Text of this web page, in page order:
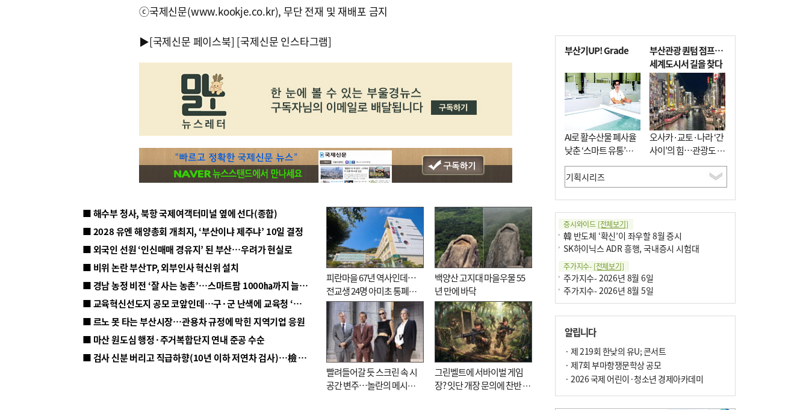
ⓒ국제신문(www.kookje.co.kr), 무단 전재 및 재배포 금지
▶[국제신문 페이스북] [국제신문 인스타그램]
■ 해수부 청사, 북항 국제여객터미널 옆에 선다(종합)
■ 2028 유엔 해양총회 개최지, ‘부산이냐 제주냐’ 10일 결정
■ 외국인 선원 ‘인신매매 경유지’ 된 부산…우려가 현실로
■ 비위 논란 부산TP, 외부인사 혁신위 설치
■ 경남 농정 비전 ‘잘 사는 농촌’…스마트팜 1000㏊까지 늘린다
■ 교육혁신선도지 공모 코앞인데…구·군 난색에 교육청 ‘쩔쩔’
■ 르노 못 타는 부산시장…관용차 규정에 막힌 지역기업 응원
■ 마산 원도심 행정·주거복합단지 연내 준공 수순
■ 검사 신분 버리고 직급하향(10년 이하 저연차 검사)…檢 중수청행 기피
피란마을 67년 역사인데…
전교생 24명 아미초 통폐합
기로
백양산 고지대 마을우물 55
년 만에 바닥
빨려들어갈 듯 스크린 속 시
공간 변주…놀란의 메시지
그린벨트에 서바이벌 게임
장? 잇단 개장 문의에 찬반 논
부산기UP! Grade
AI로 활수산물 폐사율
낮춘 ‘스마트 유통’…
사막·산악지대 수출
도전
부산관광 퀀텀 점프…
세계도시서 길을 찾다
오사카·교토·나라 ‘간
사이’의 힘…관광도 뭉
쳐야 흥한다
증시와이드 [전체보기]
韓 반도체 ‘확신’이 좌우할 8월 증시
SK하이닉스 ADR 흥행, 국내증시 시험대
주가지수- [전체보기]
주가지수- 2026년 8월 6일
주가지수- 2026년 8월 5일
알립니다
· 제 219회 한낮의 유U; 콘서트
· 제7회 부마항쟁문학상 공모
· 2026 국제 어린이·청소년 경제아카데미